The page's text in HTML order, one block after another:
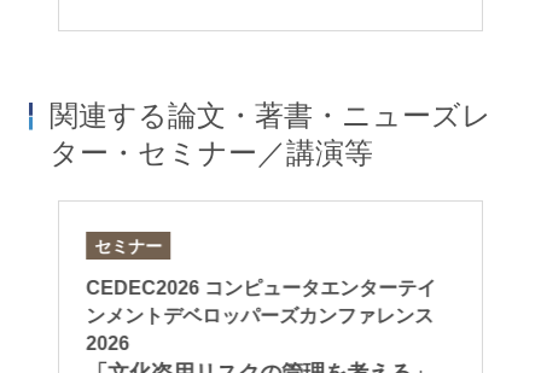
関連する論文・著書・ニューズレ
ター・セミナー／講演等
セミナー
CEDEC2026 コンピュータエンターテイ
ンメントデベロッパーズカンファレンス
2026